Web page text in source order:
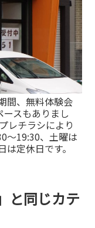
間、無料体験会
スもありまし
レチラシにより
〜19:30、土曜は
定休日です。
と同じカテ